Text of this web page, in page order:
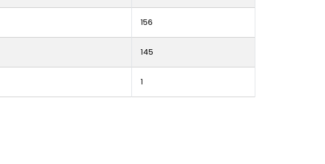
156
145
1